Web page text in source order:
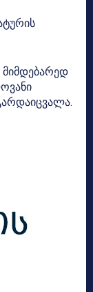
მიმდებარედ